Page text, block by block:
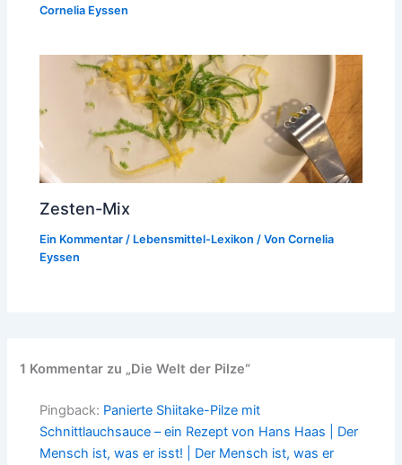
Cornelia Eyssen
Zesten-Mix
Ein Kommentar / Lebensmittel-Lexikon / VonCornelia
Eyssen
1 Kommentar zu „Die Welt der Pilze“
Pingback: Panierte Shiitake-Pilze mit
Schnittlauchsauce – ein Rezept von Hans Haas | Der
Mensch ist, was er isst! | Der Mensch ist, was er